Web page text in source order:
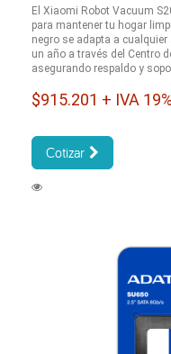
El Xiaomi Robot Vacuum
para mantener tu hogar
negro se adapta a
un año a través del Centro
asegurando respaldo y
$915.201 + IVA
Cotizar